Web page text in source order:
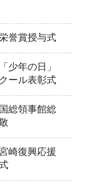
誉賞授与式
少年の日」
ール表彰式
総領事館総
崎復興応援